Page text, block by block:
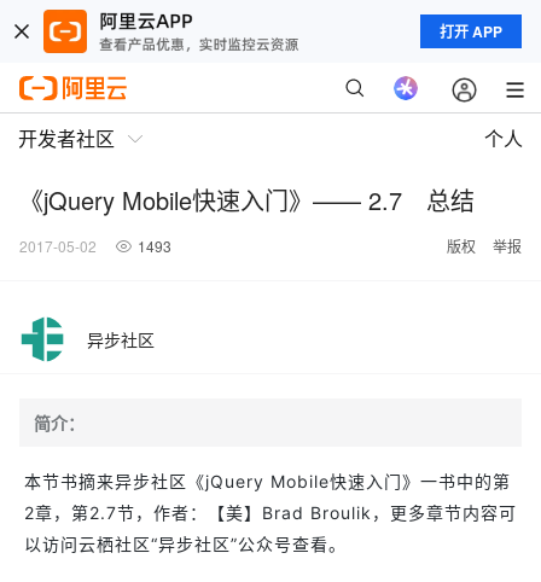
打开 APP
开发者社区 个人
《jQuery Mobile快速入门》—— 2.7 总结
2017-05-02 1493 版权 举报
异步社区
简介：
本节书摘来异步社区《jQuery Mobile快速入门》一书中的第
2章，第2.7节，作者：【美】Brad Broulik，更多章节内容可
以访问云栖社区“异步社区”公众号查看。